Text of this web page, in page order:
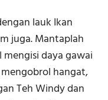
lauk Ikan
juga. Mantaplah
daya gawai
hangat,
Teh Windy dan